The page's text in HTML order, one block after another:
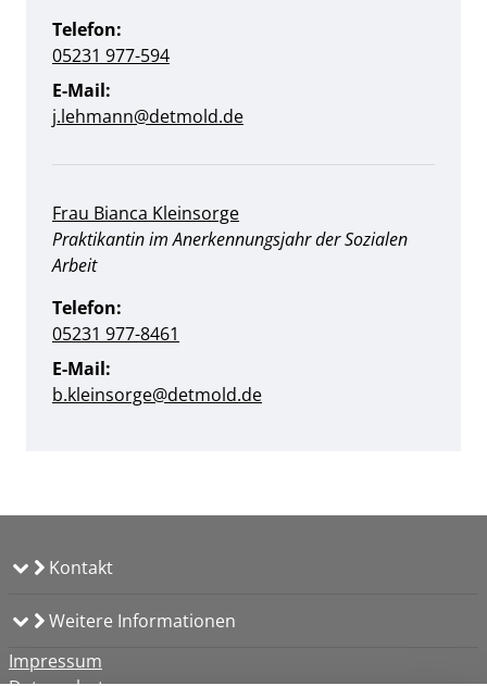
Telefon:
05231 977-594
E-Mail:
j.lehmann@detmold.de
Frau Bianca Kleinsorge
Position:
Praktikantin im Anerkennungsjahr der Sozialen
Arbeit
Telefon:
05231 977-8461
E-Mail:
b.kleinsorge@detmold.de
Kontakt
Weitere Informationen
Impressum